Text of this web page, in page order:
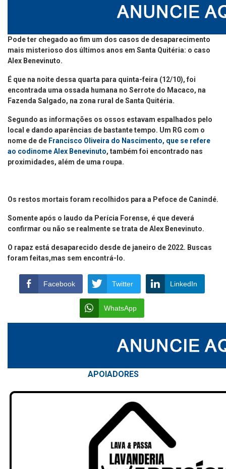
Pode ter chegado ao fim um dos casos de desaparecimento
mais misterioso dos últimos anos em Santa Quitéria: o caso
Alex Benevinuto.
É que na noite dessa quarta para quinta-feira (12/10), foi
encontrada uma ossada humana no Serrote do Macaco, na
Fazenda Salgado, na zona rural de Santa Quitéria.
Segundo as informações os ossos estavam espalhados pelo
local e dando aparências de bastante tempo. Um RG com o
nome de de Francisco Oliveira do Nascimento, que se refere
ao codinome Alex Benevinuto, também foi encontrado nas
proximidades, além de uma roupa.
Os restos mortais foram recolhidos para a Pefoce de Canindé.
Somente após o laudo da Perícia Forense, é que deverá
confirmar ou não se realmente se trata de Alex Benevinuto.
O rapaz está desaparecido desde de janeiro de 2022. Buscas
foram feitas,mas sem encontrá-lo.
Facebook Twitter LinkedIn
WhatsApp
APOIADORES